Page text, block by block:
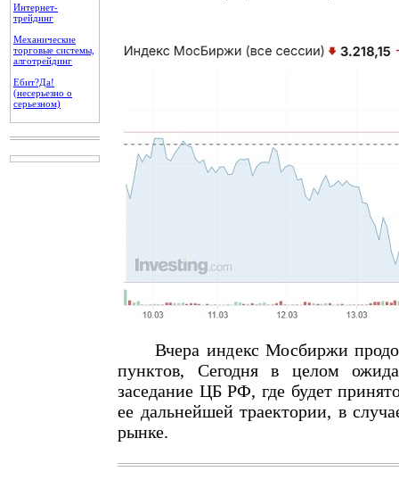
Интернет-
трейдинг
Механические
торговые системы,
алготрейдинг
Ебит?Да!
(несерьезно о
серьезном)
Вчера индекс Мосбиржи
пунктов, Сегодня в целом
заседание ЦБ РФ, где будет
ее дальнейшей траектории, в
рынке.